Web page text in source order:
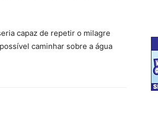
capaz de repetir o milagre
caminhar sobre a água